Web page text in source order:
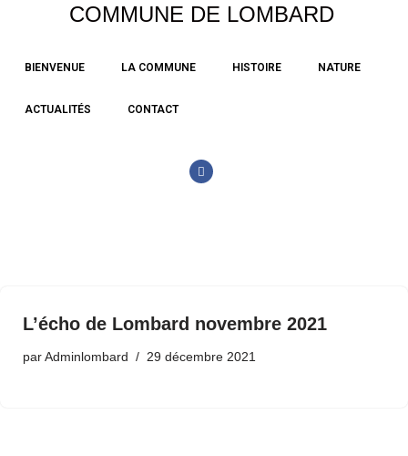
au
COMMUNE DE LOMBARD
BIENVENUE LA COMMUNE HISTOIRE NATURE
ACTUALITÉS CONTACT
L’écho de Lombard novembre 2021
par Adminlombard 29 décembre 2021